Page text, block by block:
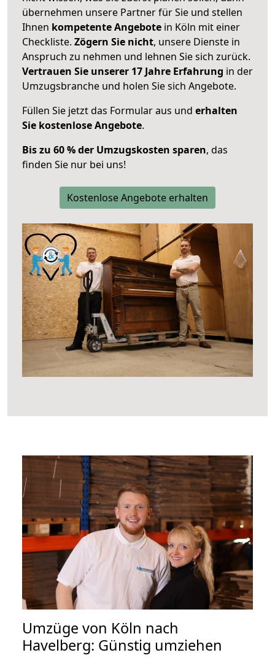
übernehmen unsere Partner für Sie und stellen
Ihnen kompetente Angebote in Köln mit einer
Checkliste. Zögern Sie nicht, unsere Dienste in
Anspruch zu nehmen und lehnen Sie sich zurück.
Vertrauen Sie unserer 17 Jahre Erfahrung in der
Umzugsbranche und holen Sie sich Angebote.
Füllen Sie jetzt das Formular aus und erhalten
Sie kostenlose Angebote.
Bis zu 60 % der Umzugskosten sparen, das
finden Sie nur bei uns!
Kostenlose Angebote erhalten
Umzüge von Köln nach
Havelberg: Günstig umziehen